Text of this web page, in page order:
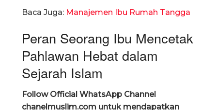
Baca Juga: Manajemen Ibu Rumah Tangga
Peran Seorang Ibu Mencetak
Pahlawan Hebat dalam
Sejarah Islam
Follow Official WhatsApp Channel
chanelmuslim.com untuk mendapatkan